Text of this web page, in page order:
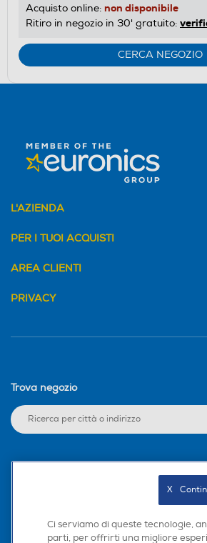
Acquisto online: non disponibile
Ritiro in negozio in 30' gratuito:
CERCA NEGOZIO
L'AZIENDA
PER I TUOI ACQUISTI
AREA CLIENTI
PRIVACY
Trova negozio
Ci serviamo di queste tecnologie,
parti, per offrirti una migliore
X